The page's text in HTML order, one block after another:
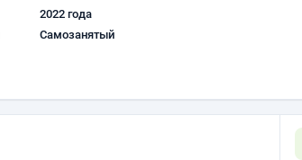
2022 года
Самозанятый